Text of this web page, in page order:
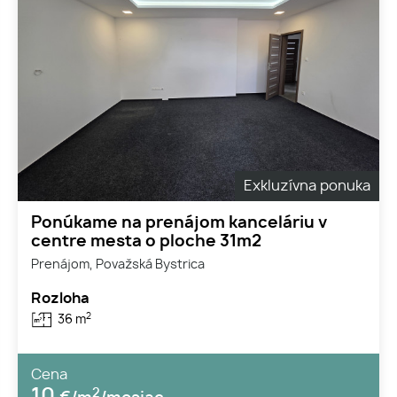
Exkluzívna ponuka
Ponúkame na prenájom kanceláriu v
centre mesta o ploche 31m2
Prenájom, Považská Bystrica
Rozloha
36 m2
Cena
2